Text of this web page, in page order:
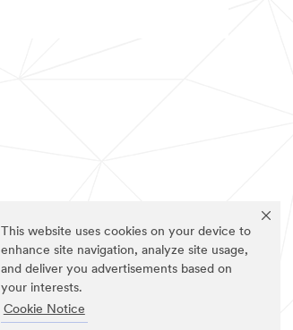
This website uses cookies on your device to
enhance site navigation, analyze site usage,
and deliver you advertisements based on
your interests.
Cookie Notice